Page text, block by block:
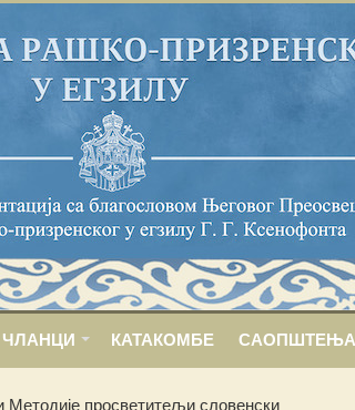
ЧЛАНЦИ КАТАКОМБЕ САОПШТЕЊА
просветитељи словенски